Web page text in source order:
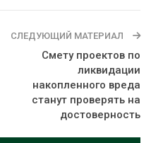
СЛЕДУЮЩИЙ МАТЕРИАЛ
Смету проектов по
ликвидации
накопленного вреда
станут проверять на
достоверность